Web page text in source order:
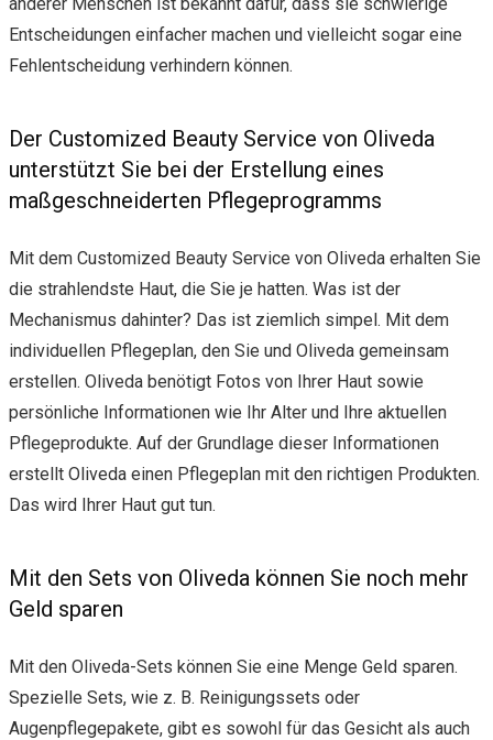
Entscheidungen einfacher machen und vielleicht sogar eine
Fehlentscheidung verhindern können.
Der Customized Beauty Service von Oliveda
unterstützt Sie bei der Erstellung eines
maßgeschneiderten Pflegeprogramms
Mit dem Customized Beauty Service von Oliveda erhalten Sie
die strahlendste Haut, die Sie je hatten. Was ist der
Mechanismus dahinter? Das ist ziemlich simpel. Mit dem
individuellen Pflegeplan, den Sie und Oliveda gemeinsam
erstellen. Oliveda benötigt Fotos von Ihrer Haut sowie
persönliche Informationen wie Ihr Alter und Ihre aktuellen
Pflegeprodukte. Auf der Grundlage dieser Informationen
erstellt Oliveda einen Pflegeplan mit den richtigen Produkten.
Das wird Ihrer Haut gut tun.
Mit den Sets von Oliveda können Sie noch mehr
Geld sparen
Mit den Oliveda-Sets können Sie eine Menge Geld sparen.
Spezielle Sets, wie z. B. Reinigungssets oder
Augenpflegepakete, gibt es sowohl für das Gesicht als auch